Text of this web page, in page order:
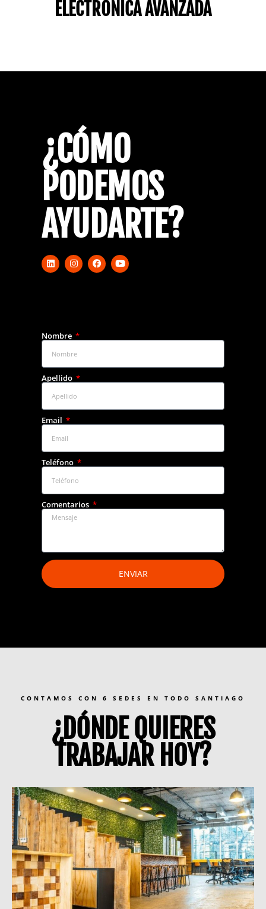
ELECTRÓNICA AVANZADA
¿CÓMO
PODEMOS
AYUDARTE?
Nombre
Apellido
Email
Teléfono
Comentarios
ENVIAR
CONTAMOS CON 6 SEDES EN TODO SANTIAGO
¿DÓNDE QUIERES
TRABAJAR HOY?